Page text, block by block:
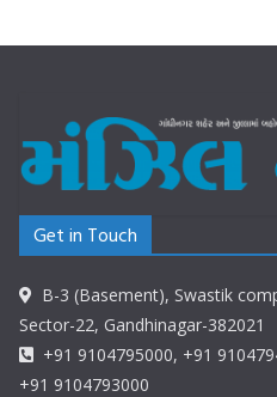
Get in Touch
B-3 (Basement), Swastik
Sector-22, Gandhinagar-382021
+91 9104795000, +91
+91 9104793000